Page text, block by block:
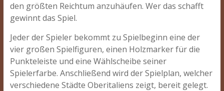
den größten Reichtum anzuhäufen. Wer das schafft
gewinnt das Spiel.
Jeder der Spieler bekommt zu Spielbeginn eine der
vier großen Spielfiguren, einen Holzmarker für die
Punkteleiste und eine Wählscheibe seiner
Spielerfarbe. Anschließend wird der Spielplan, welcher
verschiedene Städte Oberitaliens zeigt, bereit gelegt.